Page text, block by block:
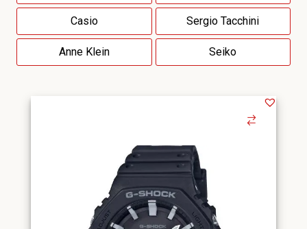
Casio Sergio Tacchini
Anne Klein Seiko